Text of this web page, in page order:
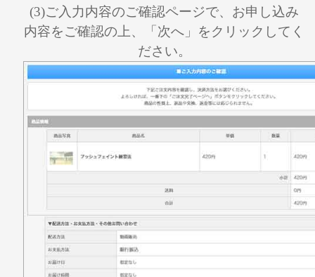
(3)ご入力内容のご確認ページで、お申し込み
内容をご確認の上、「次へ」をクリックしてく
ださい。